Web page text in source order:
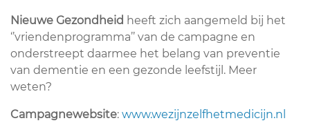
Nieuwe Gezondheid heeft zich aangemeld bij het
‘’vriendenprogramma’’ van de campagne en
onderstreept daarmee het belang van preventie
van dementie en een gezonde leefstijl. Meer
weten?
Campagnewebsite: www.wezijnzelfhetmedicijn.nl